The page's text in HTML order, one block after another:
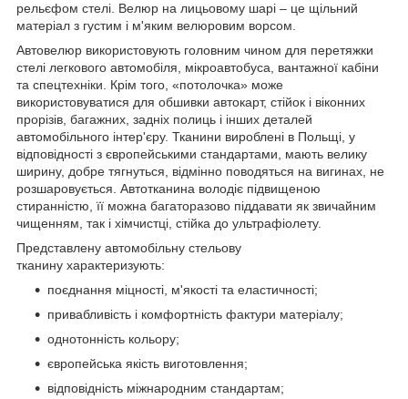
рельєфом стелі. Велюр на лицьовому шарі – це щільний
матеріал з густим і м'яким велюровим ворсом.
Автовелюр використовують головним чином для перетяжки
стелі легкового автомобіля, мікроавтобуса, вантажної кабіни
та спецтехніки. Крім того, «потолочка» може
використовуватися для обшивки автокарт, стійок і віконних
прорізів, багажних, задніх полиць і інших деталей
автомобільного інтер'єру. Тканини вироблені в Польщі, у
відповідності з європейськими стандартами, мають велику
ширину, добре тягнуться, відмінно поводяться на вигинах, не
розшаровується. Автотканина володіє підвищеною
стиранністю, її можна багаторазово піддавати як звичайним
чищенням, так і хімчистці, стійка до ультрафіолету.
Представлену автомобільну стельову
тканину характеризують:
поєднання міцності, м'якості та еластичності;
привабливість і комфортність фактури матеріалу;
однотонність кольору;
європейська якість виготовлення;
відповідність міжнародним стандартам;